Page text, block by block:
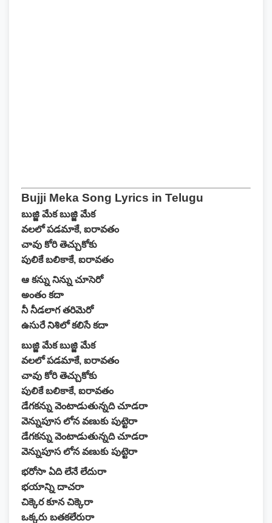
Bujji Meka Song Lyrics in Telugu
బుజ్జి మేక బుజ్జి మేక
వలలో పడమాకే, ఐరావతం
చావు కోరి తెచ్చుకోకు
పులికే బలికాకే, ఐరావతం
ఆ కన్ను నిన్ను చూసెరో
అంతం కదా
నీ నీడలాగ తరిమెరో
ఉసురే నిశిలో కలిసే కదా
బుజ్జి మేక బుజ్జి మేక
వలలో పడమాకే, ఐరావతం
చావు కోరి తెచ్చుకోకు
పులికే బలికాకే, ఐరావతం
డేగకన్ను వెంటాడుతున్నది చూడరా
వెన్నుపూస లోన వణుకు పుట్టెరా
డేగకన్ను వెంటాడుతున్నది చూడరా
వెన్నుపూస లోన వణుకు పుట్టెరా
భరోసా ఏది లేనే లేదురా
భయాన్ని దాచరా
చిక్కెర కూన చిక్కెరా
ఒక్కరు బతకలేరురా